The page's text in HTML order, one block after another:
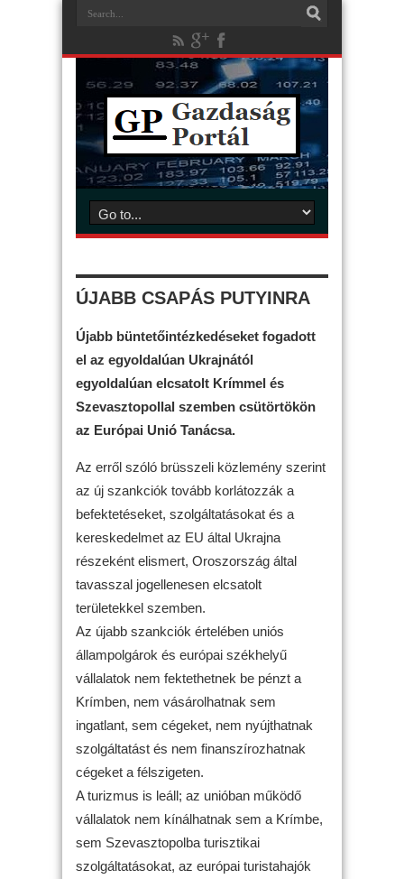
ÚJABB CSAPÁS PUTYINRA
Újabb büntetőintézkedéseket fogadott
el az egyoldalúan Ukrajnától
egyoldalúan elcsatolt Krímmel és
Szevasztopollal szemben csütörtökön
az Európai Unió Tanácsa.
Az erről szóló brüsszeli közlemény szerint
az új szankciók tovább korlátozzák a
befektetéseket, szolgáltatásokat és a
kereskedelmet az EU által Ukrajna
részeként elismert, Oroszország által
tavasszal jogellenesen elcsatolt
területekkel szemben.
Az újabb szankciók értelében uniós
állampolgárok és európai székhelyű
vállalatok nem fektethetnek be pénzt a
Krímben, nem vásárolhatnak sem
ingatlant, sem cégeket, nem nyújthatnak
szolgáltatást és nem finanszírozhatnak
cégeket a félszigeten.
A turizmus is leáll; az unióban működő
vállalatok nem kínálhatnak sem a Krímbe,
sem Szevasztopolba turisztikai
szolgáltatásokat, az európai turistahajók